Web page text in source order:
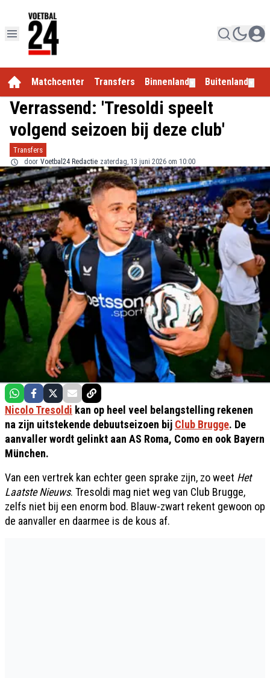
Matchcenter Transfers Binnenland Buitenland
Verrassend: 'Tresoldi speelt
volgend seizoen bij deze club'
Transfers
door Voetbal24 Redactie zaterdag, 13 juni 2026 om 10:00
Nicolo Tresoldi kan op heel veel belangstelling rekenen
na zijn uitstekende debuutseizoen bij Club Brugge. De
aanvaller wordt gelinkt aan AS Roma, Como en ook Bayern
München.
Van een vertrek kan echter geen sprake zijn, zo weet Het
Laatste Nieuws. Tresoldi mag niet weg van Club Brugge,
zelfs niet bij een enorm bod. Blauw-zwart rekent gewoon op
de aanvaller en daarmee is de kous af.